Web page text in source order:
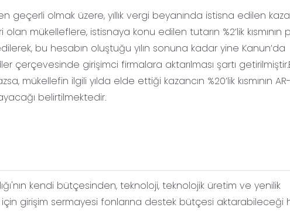
geçerli olmak üzere, yıllık vergi beyanında istisna edilen
olan mükelleflere, istisnaya konu edilen tutarın %2’lik kısmının
bu hesabın oluştuğu yılın sonuna kadar yine Kanun’da
çerçevesinde girişimci firmalara aktarılması şartı
mükellefin ilgili yılda elde ettiği kazancın %20’lik kısmının
belirtilmektedir.
kendi bütçesinden, teknoloji, teknolojik üretim ve yenilik
girişim sermayesi fonlarına destek bütçesi aktarabileceği